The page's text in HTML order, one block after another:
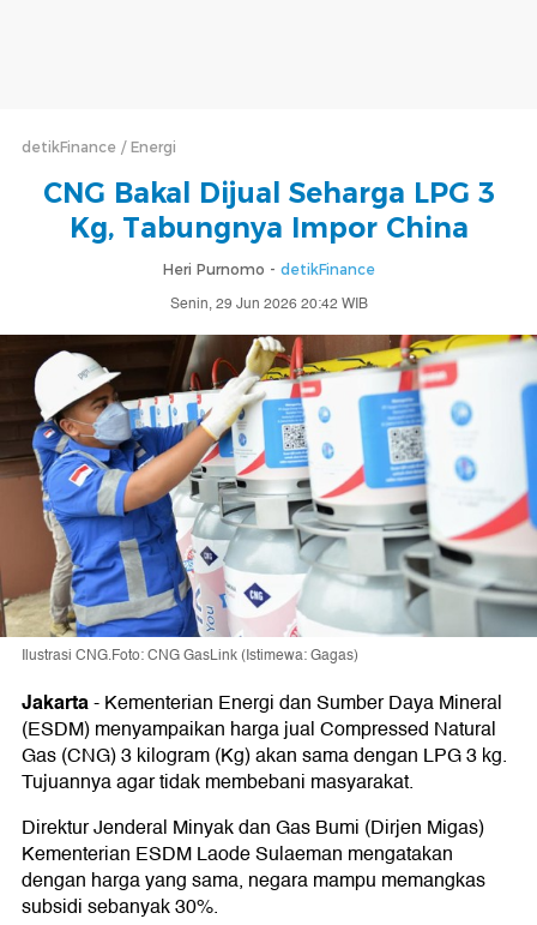
detikFinance Energi
CNG Bakal Dijual Seharga LPG 3
Kg, Tabungnya Impor China
Heri Purnomo - detikFinance
Senin, 29 Jun 2026 20:42 WIB
Ilustrasi CNG.Foto: CNG GasLink (Istimewa: Gagas)
Jakarta-Kementerian Energi dan Sumber Daya Mineral
(ESDM) menyampaikan harga jual Compressed Natural
Gas (CNG) 3 kilogram (Kg) akan sama dengan LPG 3 kg.
Tujuannya agar tidak membebani masyarakat.
Direktur Jenderal Minyak dan Gas Bumi (Dirjen Migas)
Kementerian ESDM Laode Sulaeman mengatakan
dengan harga yang sama, negara mampu memangkas
subsidi sebanyak 30%.